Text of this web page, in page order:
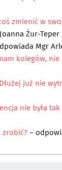
zmienić w
Żur-Teper
Mgr
kolegów,
już nie
nie była
zrobić?–